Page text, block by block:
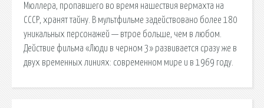
Мюллера, пропавшего во время нашествия вермахта на
СССР, хранят тайну. В мультфильме задействовано более 180
уникальных персонажей — втрое больше, чем в любом.
Действие фильма «Люди в черном 3» развивается сразу же в
двух временных линиях: современном мире и в 1969 году.